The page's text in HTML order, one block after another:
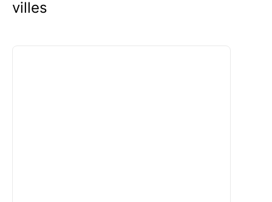
villes